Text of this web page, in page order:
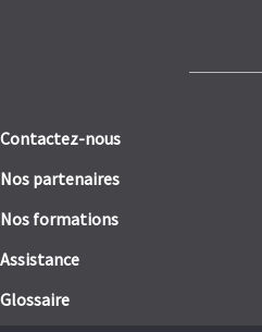
Contactez-nous
Nos partenaires
Nos formations
Assistance
Glossaire